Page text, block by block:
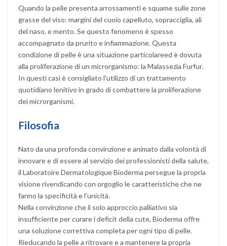
Quando la pelle presenta arrossamenti e squame sulle zone
grasse del viso: margini del cuoio capelluto, sopracciglia, ali
del naso, e mento. Se questo fenomeno è spesso
accompagnato da prurito e infiammazione. Questa
condizione di pelle è una situazione particolareed è dovuta
alla proliferazione di un microrganismo: la Malassezia Furfur.
In questi casi è consigliato l'utilizzo di un trattamento
quotidiano lenitivo in grado di combattere la proliferazione
dei microrganismi.
Filosofia
Nato da una profonda convinzione e animato dalla volontà di
innovare e di essere al servizio dei professionisti della salute,
il Laboratoire Dermatologique Bioderma persegue la propria
visione rivendicando con orgoglio le caratteristiche che ne
fanno la specificità e l'unicità.
Nella convinzione che il solo approccio palliativo sia
insufficiente per curare i deficit della cute, Bioderma offre
una soluzione correttiva completa per ogni tipo di pelle.
Rieducando la pelle a ritrovare e a mantenere la propria